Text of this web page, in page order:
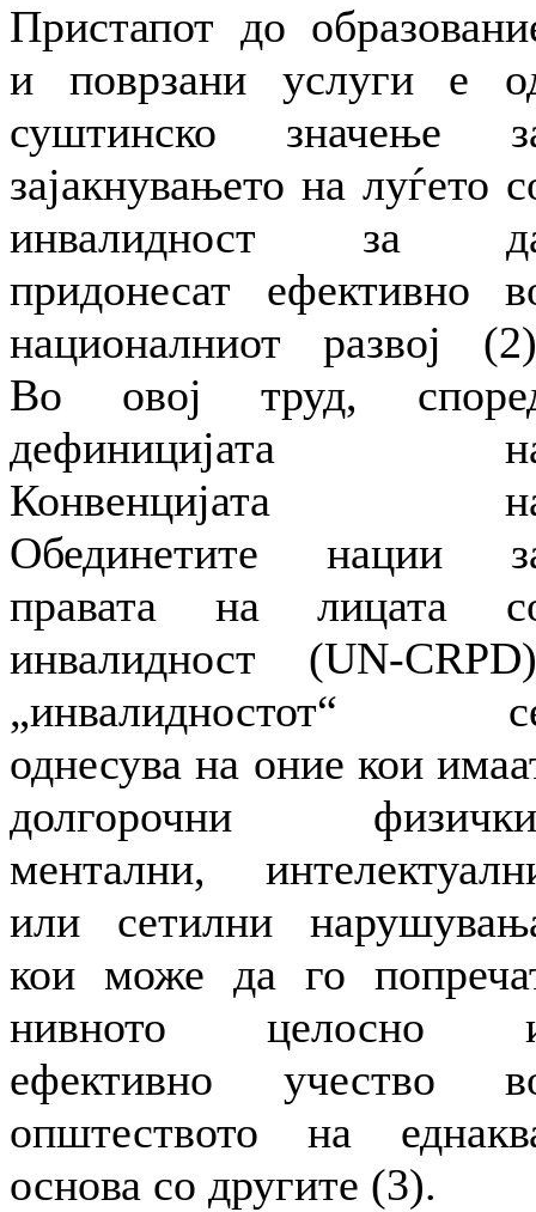
Пристапот до
и поврзани услуги е
суштинско значење
зајакнувањето на луѓето
инвалидност за
придонесат ефективно
националниот развој
Во овој труд,
дефиницијата
Конвенцијата
Обединетите нации
правата на лицата
инвалидност (UN-
„инвалидностот“
однесува на оние кои
долгорочни
ментални,
или сетилни
кои може да го
нивното целосно
ефективно учество
општеството на
основа со другите (3).